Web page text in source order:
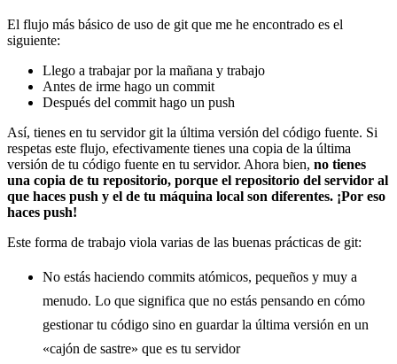
El flujo más básico de uso de git que me he encontrado es el
siguiente:
Llego a trabajar por la mañana y trabajo
Antes de irme hago un commit
Después del commit hago un push
Así, tienes en tu servidor git la última versión del código fuente. Si
respetas este flujo, efectivamente tienes una copia de la última
versión de tu código fuente en tu servidor. Ahora bien, no tienes
una copia de tu repositorio, porque el repositorio del servidor al
que haces push y el de tu máquina local son diferentes. ¡Por eso
haces push!
Este forma de trabajo viola varias de las buenas prácticas de git:
No estás haciendo commits atómicos, pequeños y muy a
menudo. Lo que significa que no estás pensando en cómo
gestionar tu código sino en guardar la última versión en un
«cajón de sastre» que es tu servidor